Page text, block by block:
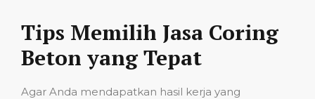
Tips Memilih Jasa Coring
Beton yang Tepat
Agar Anda mendapatkan hasil kerja yang